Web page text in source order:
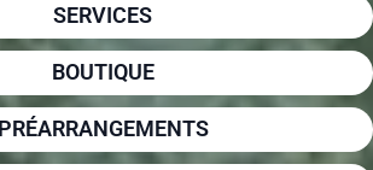
SERVICES
BOUTIQUE
PRÉARRANGEMENTS